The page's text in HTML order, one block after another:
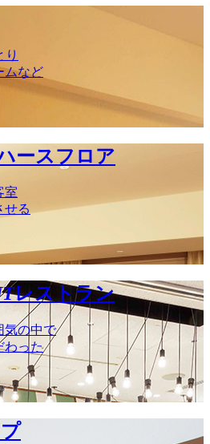
り
ムなど
ースフロア
室
せる
レストラン
気の中で
わった